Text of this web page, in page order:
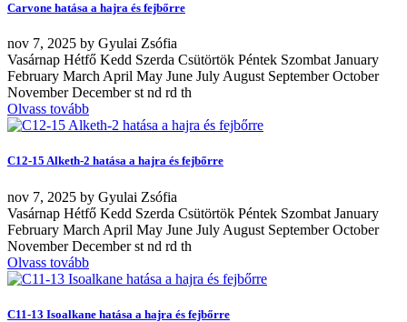
Carvone hatása a hajra és fejbőrre
nov 7, 2025 by Gyulai Zsófia
Vasárnap Hétfő Kedd Szerda Csütörtök Péntek Szombat January
February March April May June July August September October
November December st nd rd th
Olvass tovább
C12-15 Alketh-2 hatása a hajra és fejbőrre
nov 7, 2025 by Gyulai Zsófia
Vasárnap Hétfő Kedd Szerda Csütörtök Péntek Szombat January
February March April May June July August September October
November December st nd rd th
Olvass tovább
C11-13 Isoalkane hatása a hajra és fejbőrre